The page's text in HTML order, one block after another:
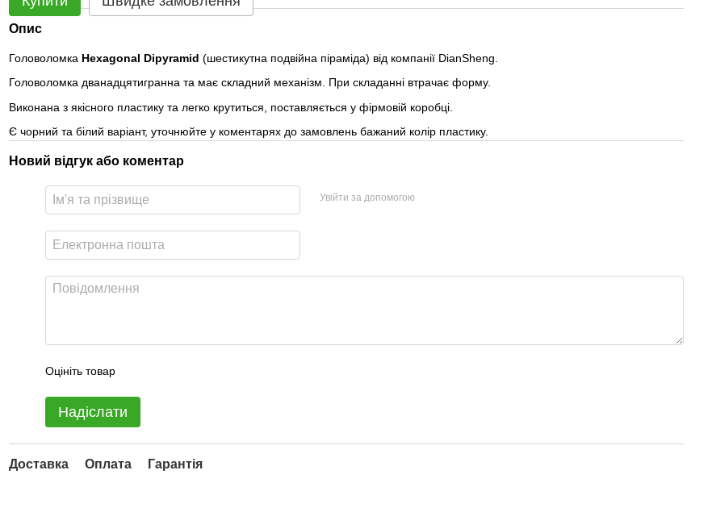
Опис
Головоломка Hexagonal Dipyramid (шестикутна подвійна піраміда) від компанії DianSheng.
Головоломка дванадцятигранна та має складний механізм. При складанні втрачає форму.
Виконана з якісного пластику та легко крутиться, поставляється у фірмовій коробці.
Є чорний та білий варіант, уточнюйте у коментарях до замовлень бажаний колір пластику.
Новий відгук або коментар
Увійти за допомогою
Оцініть товар
Надіслати
Доставка Оплата Гарантія